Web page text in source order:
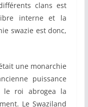
clans est
interne et la
swazie est donc,
une monarchie
puissance
le roi abrogea la
Le Swaziland